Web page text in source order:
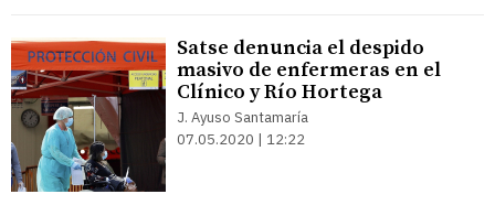
Satse denuncia el despido
masivo de enfermeras en el
Clínico y Río Hortega
J. Ayuso Santamaría
07.05.2020 | 12:22